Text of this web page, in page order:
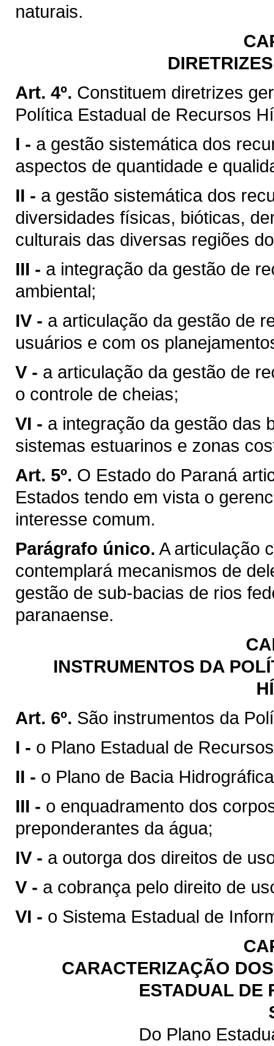
naturais.
Art. 4º. Constituem diretrizes
Política Estadual de Recursos
I - a gestão sistemática dos
aspectos de quantidade e
II - a gestão sistemática dos
diversidades físicas, bióticas,
culturais das diversas regiões
III - a integração da gestão de
ambiental;
IV - a articulação da gestão de
usuários e com os
V - a articulação da gestão de
o controle de cheias;
VI - a integração da gestão das
sistemas estuarinos e zonas
Art. 5º. O Estado do Paraná
Estados tendo em vista o
interesse comum.
Parágrafo único. A articulação
contemplará mecanismos de
gestão de sub-bacias de rios
paranaense.
INSTRUMENTOS DA
Art. 6º. São instrumentos da
I - o Plano Estadual de
II - o Plano de Bacia
III - o enquadramento dos
preponderantes da água;
IV - a outorga dos direitos de
V - a cobrança pelo direito de
VI - o Sistema Estadual de
CARACTERIZAÇÃO
ESTADUAL DE
Do Plano